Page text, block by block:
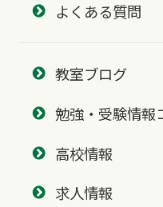
よくある質問
教室ブログ
勉強・受験情報
高校情報
求人情報